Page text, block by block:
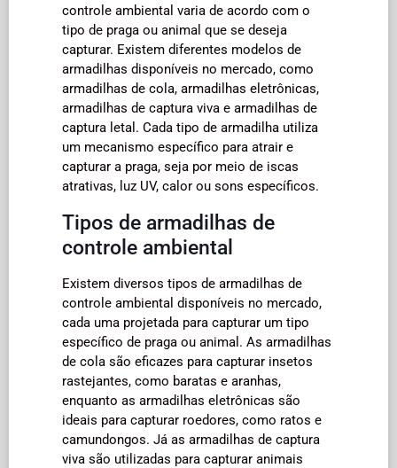
controle ambiental varia de acordo com o
tipo de praga ou animal que se deseja
capturar. Existem diferentes modelos de
armadilhas disponíveis no mercado, como
armadilhas de cola, armadilhas eletrônicas,
armadilhas de captura viva e armadilhas de
captura letal. Cada tipo de armadilha utiliza
um mecanismo específico para atrair e
capturar a praga, seja por meio de iscas
atrativas, luz UV, calor ou sons específicos.
Tipos de armadilhas de
controle ambiental
Existem diversos tipos de armadilhas de
controle ambiental disponíveis no mercado,
cada uma projetada para capturar um tipo
específico de praga ou animal. As armadilhas
de cola são eficazes para capturar insetos
rastejantes, como baratas e aranhas,
enquanto as armadilhas eletrônicas são
ideais para capturar roedores, como ratos e
camundongos. Já as armadilhas de captura
viva são utilizadas para capturar animais